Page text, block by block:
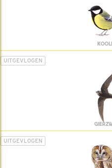
UITGEVLOGEN
UITGEVLOGEN